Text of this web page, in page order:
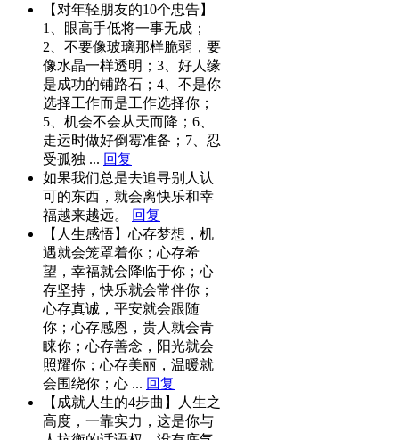
【对年轻朋友的10个忠告】
1、眼高手低将一事无成；
2、不要像玻璃那样脆弱，要
像水晶一样透明；3、好人缘
是成功的铺路石；4、不是你
选择工作而是工作选择你；
5、机会不会从天而降；6、
走运时做好倒霉准备；7、忍
受孤独 ... 回复
如果我们总是去追寻别人认
可的东西，就会离快乐和幸
福越来越远。
回复
【人生感悟】心存梦想，机
遇就会笼罩着你；心存希
望，幸福就会降临于你；心
存坚持，快乐就会常伴你；
心存真诚，平安就会跟随
你；心存感恩，贵人就会青
睐你；心存善念，阳光就会
照耀你；心存美丽，温暖就
会围绕你；心 ... 回复
【成就人生的4步曲】人生之
高度，一靠实力，这是你与